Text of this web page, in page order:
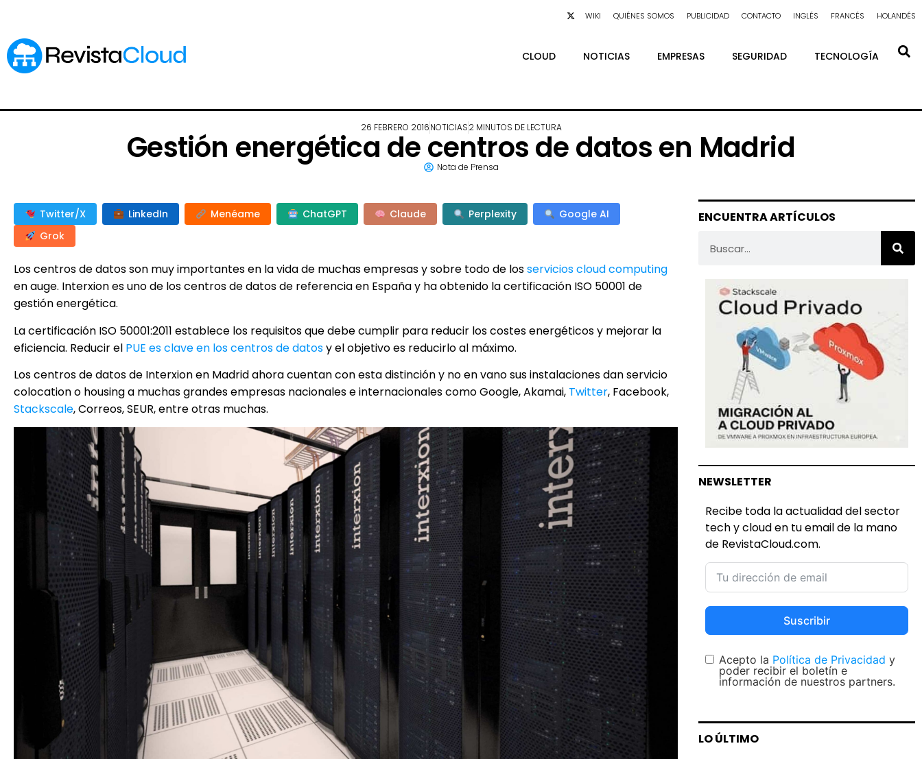
WIKI QUIÉNES SOMOS PUBLICIDAD CONTACTO INGLÉS FRANCÉS HOLANDÉS
CLOUD NOTICIAS EMPRESAS SEGURIDAD TECNOLOGÍA
26 FEBRERO 2016NOTICIAS2 MINUTOS DE LECTURA
Gestión energética de centros de datos en Madrid
Nota de Prensa
Twitter/X LinkedIn Menéame ChatGPT Claude Perplexity
Google AI
Grok
Los centros de datos son muy importantes en la vida de muchas empresas y sobre todo de losservicios cloud computing
en auge. Interxion es uno de los centros de datos de referencia en España y ha obtenido la certificación ISO 50001 de
gestión energética.
La certificación ISO 50001:2011 establece los requisitos que debe cumplir para reducir los costes energéticos y mejorar la
eficiencia. Reducir el PUE es clave en los centros de datosy el objetivo es reducirlo al máximo.
Los centros de datos de Interxion en Madrid ahora cuentan con esta distinción y no en vano sus instalaciones dan servicio
colocation o housing a muchas grandes empresas nacionales e internacionales como Google, Akamai, Twitter, Facebook,
Stackscale, Correos, SEUR, entre otras muchas.
ENCUENTRA ARTÍCULOS
NEWSLETTER
Recibe toda la actualidad del sector
tech y cloud en tu email de la mano
de RevistaCloud.com.
Suscribir
Acepto la Política de Privacidad y
poder recibir el boletín e
información de nuestros partners.
LO ÚLTIMO